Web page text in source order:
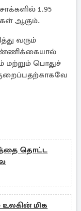
1.95
ஆகும்.
வரும்
எண்ணிக்கையால்
மற்றும் பொதுச்
தொட்ட
உலகின் மிக